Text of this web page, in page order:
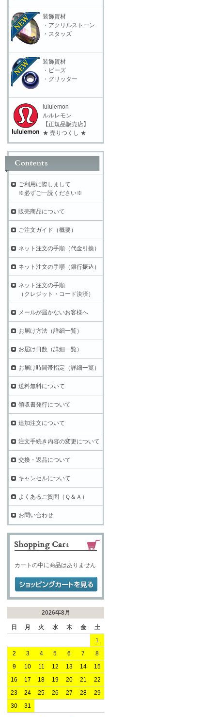
装飾資材
・アクリルストーン
・スタッズ
装飾資材
・ビーズ
・グリッター
lululemon
ルルレモン
【正規品販売店】
★ 売りつくし ★
ご利用に際しまして
※必ずご一読ください※
販売商品について
ご注文ガイド（概要）
ネット注文の手順（代金引換）
ネット注文の手順（銀行振込）
ネット注文の手順
（クレジット・コード決済）
メールが届かないお客様へ
お届け方法（詳細一覧）
お届け日数（詳細一覧）
お届け時間帯指定（詳細一覧）
送料無料について
領収書発行について
追加注文について
注文手続き内容の変更について
交換・返品について
キャンセルについて
よくあるご質問（Ｑ＆Ａ）
お問い合わせ
カートの中に商品はありません
2026年8月
日 月 火 水 木 金
土
1
2
3 4 5 6 7
8
9
10 11 12 13 14
15
16
17 18 19 20 21
22
23
24 25 26 27 28
29
30
31